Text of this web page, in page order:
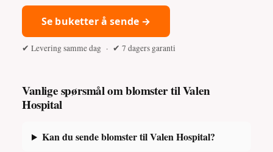
Se buketter å sende →
✔ Levering samme dag · ✔ 7 dagers garanti
Vanlige spørsmål om blomster til Valen
Hospital
Kan du sende blomster til Valen Hospital?